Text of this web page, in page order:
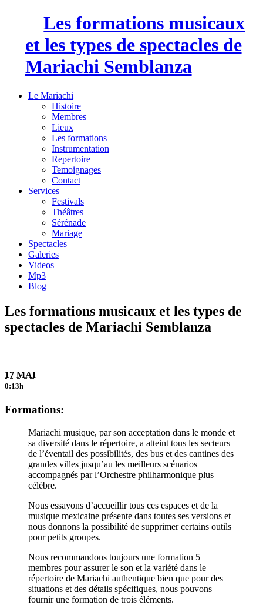
Les formations musicaux
et les types de spectacles de
Mariachi Semblanza
Le Mariachi
Histoire
Membres
Lieux
Les formations
Instrumentation
Repertoire
Temoignages
Contact
Services
Festivals
Théâtres
Sérénade
Mariage
Spectacles
Galeries
Videos
Mp3
Blog
Les formations musicaux et les types de
spectacles de Mariachi Semblanza
17 MAI
0:13h
Formations:
Mariachi musique, par son acceptation dans le monde et
sa diversité dans le répertoire, a atteint tous les secteurs
de l’éventail des possibilités, des bus et des cantines des
grandes villes jusqu’au les meilleurs scénarios
accompagnés par l’Orchestre philharmonique plus
célèbre.
Nous essayons d’accueillir tous ces espaces et de la
musique mexicaine présente dans toutes ses versions et
nous donnons la possibilité de supprimer certains outils
pour petits groupes.
Nous recommandons toujours une formation 5
membres pour assurer le son et la variété dans le
répertoire de Mariachi authentique bien que pour des
situations et des détails spécifiques, nous pouvons
fournir une formation de trois éléments.